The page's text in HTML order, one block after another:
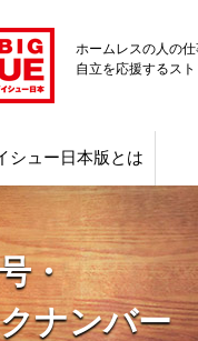
ホームレスの人の仕
自立を応援するス
シュー日本版とは
・
ナンバー